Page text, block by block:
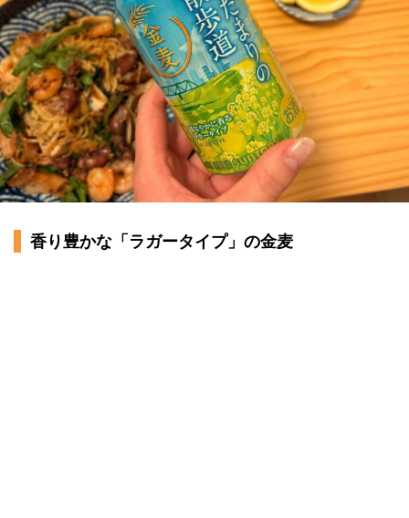
香り豊かな「ラガータイプ」の金麦